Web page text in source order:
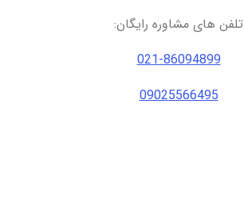
تلفن های مشاوره رایگان:
021-86094899
09025566495